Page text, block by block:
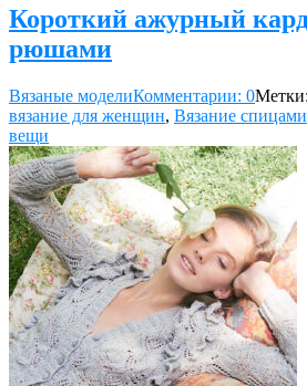
Короткий ажурный
рюшами
Вязаные моделиКомментарии: 0Метки:
вязание для женщин, Вязание спицами
вещи